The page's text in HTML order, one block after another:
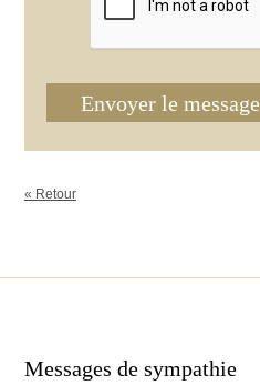
Envoyer le message
« Retour
Messages de sympathie